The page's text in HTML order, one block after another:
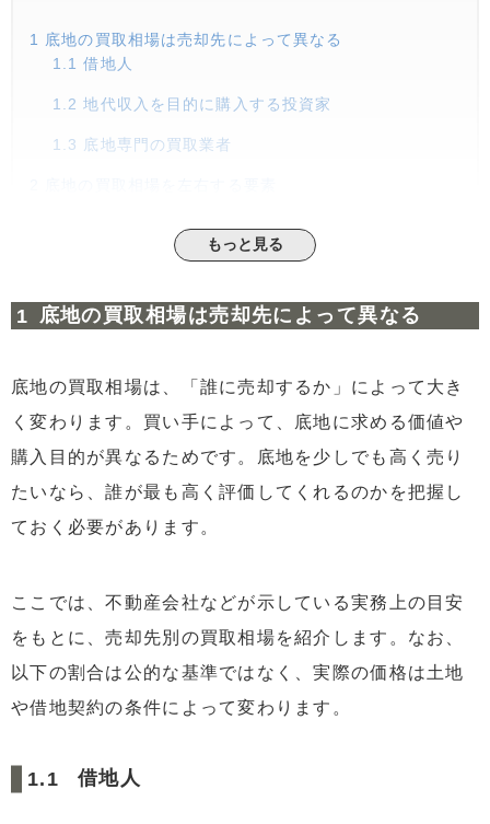
1 底地の買取相場は売却先によって異なる
1.1 借地人
1.2 地代収入を目的に購入する投資家
1.3 底地専門の買取業者
借地契約の条件
2.4法令上の制限
3底地の買取相場が安くなる理由
3.1土地を自由に使えない
3.3買い手が限定される
5底地を高く売却する方法
5.1まずは借地人への売却を検討する
底地の専門業者に査定を依頼する
もっと見る
底地の買取相場は売却先によって異なる
底地の買取相場は、「誰に売却するか」によって大き
く変わります。買い手によって、底地に求める価値や
購入目的が異なるためです。底地を少しでも高く売り
たいなら、誰が最も高く評価してくれるのかを把握し
ておく必要があります。
ここでは、不動産会社などが示している実務上の目安
をもとに、売却先別の買取相場を紹介します。なお、
以下の割合は公的な基準ではなく、実際の価格は土地
や借地契約の条件によって変わります。
借地人